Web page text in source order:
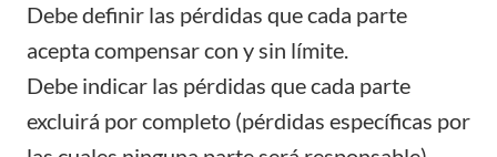
Debe definir las pérdidas que cada parte
acepta compensar con y sin límite.
Debe indicar las pérdidas que cada parte
excluirá por completo (pérdidas específicas por